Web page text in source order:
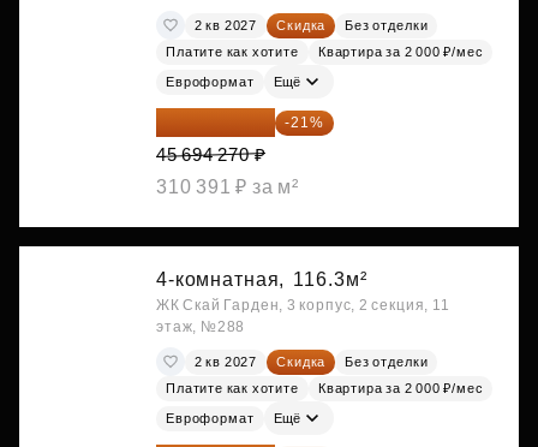
2 кв 2027 Скидка
Без отделки
Платите как хотите
Квартира за 2 000 ₽/мес
Евроформат Ещё
36 098 473 ₽ -21%
45 694 270 ₽
310 391 ₽ за м²
4-комнатная, 116.3м²
ЖК Скай Гарден, 3 корпус, 2 секция, 11
этаж, №288
2 кв 2027 Скидка
Без отделки
Платите как хотите
Квартира за 2 000 ₽/мес
Евроформат Ещё